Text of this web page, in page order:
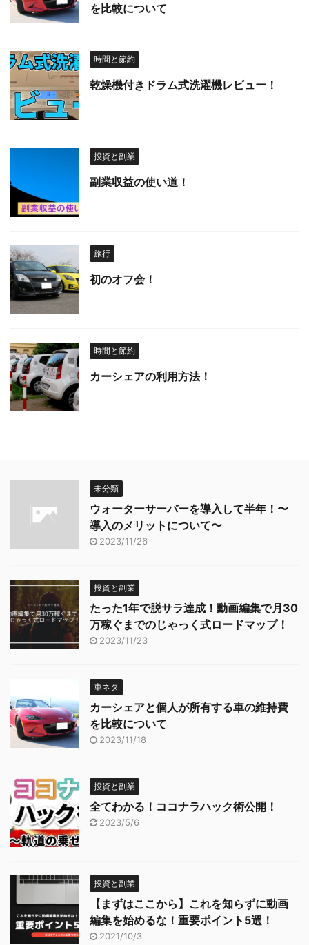
を比較について
時間と節約
乾燥機付きドラム式洗濯機レビュー！
投資と副業
副業収益の使い道！
旅行
初のオフ会！
時間と節約
カーシェアの利用方法！
未分類
ウォーターサーバーを導入して半年！〜
導入のメリットについて〜
2023/11/26
投資と副業
たった1年で脱サラ達成！動画編集で月30
万稼ぐまでのじゃっく式ロードマップ！
2023/11/23
車ネタ
カーシェアと個人が所有する車の維持費
を比較について
2023/11/18
投資と副業
全てわかる！ココナラハック術公開！
2023/5/6
投資と副業
【まずはここから】これを知らずに動画
編集を始めるな！重要ポイント5選！
2021/10/3